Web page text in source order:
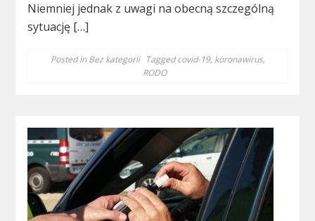
Niemniej jednak z uwagi na obecną szczególną
sytuację […]
Posted inBez kategorii Taggedcovid-19, koronawirus,
RODO